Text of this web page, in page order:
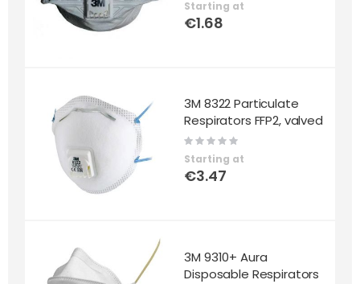
Starting at
€1.68
3M 8322 Particulate
Respirators FFP2, valved
Rating:
Starting at
€3.47
3M 9310+ Aura
Disposable Respirators